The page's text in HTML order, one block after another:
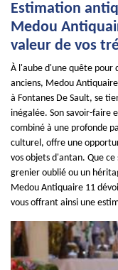
Estimation
Medou
valeur de vos
À l'aube d'une quête pour
anciens, Medou
à Fontanes De Sault, se
inégalée. Son savoir-faire
combiné à une profonde
culturel, offre une
vos objets d'antan. Que
grenier oublié ou un
Medou Antiquaire 11
vous offrant ainsi une